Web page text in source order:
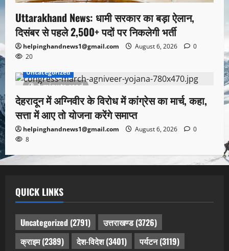
Uttarakhand News: धामी सरकार का बड़ा ऐलान,
दिसंबर से पहले 2,500+ पदों पर निकलेगी भर्ती
helpinghandnews1@gmail.com August 6, 2026
0
20
1 minute read
Uncategorized
देहरादून में अग्निवीर के विरोध में कांग्रेस का मार्च, कहा,
सत्ता में आए तो योजना करेंगे समाप्त
helpinghandnews1@gmail.com August 6, 2026
0
8
QUICK LINKS
Uncategorized (2791) उत्तराखण्ड(3726)
क्राइम(2389) देश-विदेश(3401) पर्यटन(3119)